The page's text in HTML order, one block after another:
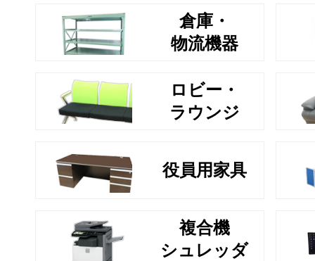
倉庫・
物流機器
ロビー・
ラウンジ
役員用家具
複合機
シュレッダ